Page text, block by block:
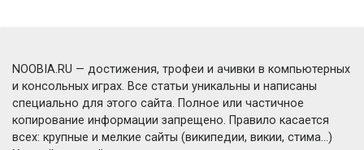
NOOBIA.RU — достижения, трофеи и ачивки в компьютерных
и консольных играх. Все статьи уникальны и написаны
специально для этого сайта. Полное или частичное
копирование информации запрещено. Правило касается
всех: крупные и мелкие сайты (википедии, викии, стима...)